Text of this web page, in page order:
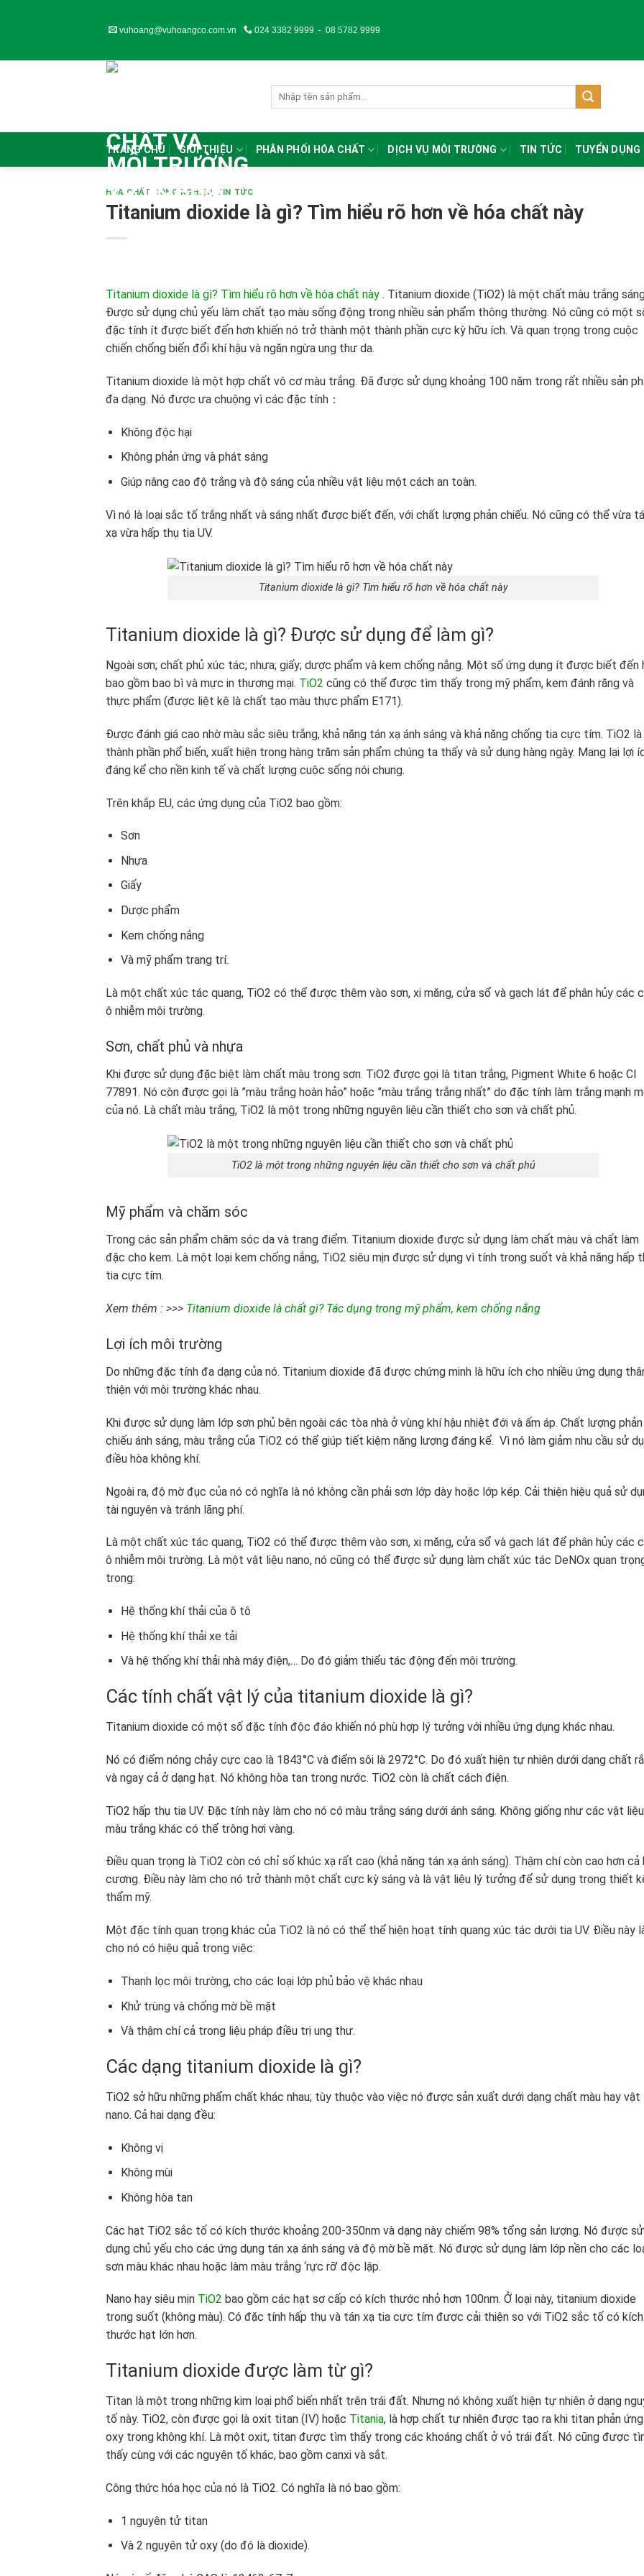
vuhoang@vuhoangco.com.vn 024 3382 9999 - 08 5782 9999
TRANG CHỦ GIỚI THIỆU PHÂN PHỐI HÓA CHẤT DỊCH VỤ MÔI TRƯỜNG TIN TỨC TUYỂN DỤNG
HÓA CHẤT CÔNG NGHIỆP, TIN TỨC
Titanium dioxide là gì? Tìm hiểu rõ hơn về hóa chất này
Titanium dioxide là gì? Tìm hiểu rõ hơn về hóa chất này . Titanium dioxide (TiO2) là một chất màu trắng
Được sử dụng chủ yếu làm chất tạo màu sống động trong nhiều sản phẩm thông thường. Nó cũng có một
đặc tính ít được biết đến hơn khiến nó trở thành một thành phần cực kỳ hữu ích. Và quan trọng trong cuộc
chiến chống biến đổi khí hậu và ngăn ngừa ung thư da.
Titanium dioxide là một hợp chất vô cơ màu trắng. Đã được sử dụng khoảng 100 năm trong rất nhiều sản
đa dạng. Nó được ưa chuộng vì các đặc tính：
Không độc hại
Không phản ứng và phát sáng
Giúp nâng cao độ trắng và độ sáng của nhiều vật liệu một cách an toàn.
Vì nó là loại sắc tố trắng nhất và sáng nhất được biết đến, với chất lượng phản chiếu. Nó cũng có thể vừa
xạ vừa hấp thụ tia UV.
Titanium dioxide là gì? Tìm hiểu rõ hơn về hóa chất này
Titanium dioxide là gì? Được sử dụng để làm gì?
Ngoài sơn; chất phủ xúc tác; nhựa; giấy; dược phẩm và kem chống nắng. Một số ứng dụng ít được biết đến
bao gồm bao bì và mực in thương mại. TiO2 cũng có thể được tìm thấy trong mỹ phẩm, kem đánh răng và
thực phẩm (được liệt kê là chất tạo màu thực phẩm E171).
Được đánh giá cao nhờ màu sắc siêu trắng, khả năng tán xạ ánh sáng và khả năng chống tia cực tím. TiO2 là
thành phần phổ biến, xuất hiện trong hàng trăm sản phẩm chúng ta thấy và sử dụng hàng ngày. Mang lại lợi
đáng kể cho nền kinh tế và chất lượng cuộc sống nói chung.
Trên khắp EU, các ứng dụng của TiO2 bao gồm:
Sơn
Nhựa
Giấy
Dược phẩm
Kem chống nắng
Và mỹ phẩm trang trí.
Là một chất xúc tác quang, TiO2 có thể được thêm vào sơn, xi măng, cửa sổ và gạch lát để phân hủy các
ô nhiễm môi trường.
Sơn, chất phủ và nhựa
Khi được sử dụng đặc biệt làm chất màu trong sơn. TiO2 được gọi là titan trắng, Pigment White 6 hoặc CI
77891. Nó còn được gọi là ”màu trắng hoàn hảo” hoặc ”màu trắng trắng nhất” do đặc tính làm trắng mạnh
của nó. Là chất màu trắng, TiO2 là một trong những nguyên liệu cần thiết cho sơn và chất phủ.
TiO2 là một trong những nguyên liệu cần thiết cho sơn và chất phủ
Mỹ phẩm và chăm sóc
Trong các sản phẩm chăm sóc da và trang điểm. Titanium dioxide được sử dụng làm chất màu và chất làm
đặc cho kem. Là một loại kem chống nắng, TiO2 siêu mịn được sử dụng vì tính trong suốt và khả năng hấp
tia cực tím.
Xem thêm : >>> Titanium dioxide là chất gì? Tác dụng trong mỹ phẩm, kem chống nắng
Lợi ích môi trường
Do những đặc tính đa dạng của nó. Titanium dioxide đã được chứng minh là hữu ích cho nhiều ứng dụng
thiện với môi trường khác nhau.
Khi được sử dụng làm lớp sơn phủ bên ngoài các tòa nhà ở vùng khí hậu nhiệt đới và ấm áp. Chất lượng phản
chiếu ánh sáng, màu trắng của TiO2 có thể giúp tiết kiệm năng lượng đáng kể. Vì nó làm giảm nhu cầu sử
điều hòa không khí.
Ngoài ra, độ mờ đục của nó có nghĩa là nó không cần phải sơn lớp dày hoặc lớp kép. Cải thiện hiệu quả sử
tài nguyên và tránh lãng phí.
Là một chất xúc tác quang, TiO2 có thể được thêm vào sơn, xi măng, cửa sổ và gạch lát để phân hủy các
ô nhiễm môi trường. Là một vật liệu nano, nó cũng có thể được sử dụng làm chất xúc tác DeNOx quan
trong:
Hệ thống khí thải của ô tô
Hệ thống khí thải xe tải
Và hệ thống khí thải nhà máy điện,… Do đó giảm thiểu tác động đến môi trường.
Các tính chất vật lý của titanium dioxide là gì?
Titanium dioxide có một số đặc tính độc đáo khiến nó phù hợp lý tưởng với nhiều ứng dụng khác nhau.
Nó có điểm nóng chảy cực cao là 1843°C và điểm sôi là 2972°C. Do đó xuất hiện tự nhiên dưới dạng chất
và ngay cả ở dạng hạt. Nó không hòa tan trong nước. TiO2 còn là chất cách điện.
TiO2 hấp thụ tia UV. Đặc tính này làm cho nó có màu trắng sáng dưới ánh sáng. Không giống như các vật liệu
màu trắng khác có thể trông hơi vàng.
Điều quan trọng là TiO2 còn có chỉ số khúc xạ rất cao (khả năng tán xạ ánh sáng). Thậm chí còn cao hơn cả
cương. Điều này làm cho nó trở thành một chất cực kỳ sáng và là vật liệu lý tưởng để sử dụng trong thiết
thẩm mỹ.
Một đặc tính quan trọng khác của TiO2 là nó có thể thể hiện hoạt tính quang xúc tác dưới tia UV. Điều này
cho nó có hiệu quả trong việc:
Thanh lọc môi trường, cho các loại lớp phủ bảo vệ khác nhau
Khử trùng và chống mờ bề mặt
Và thậm chí cả trong liệu pháp điều trị ung thư.
Các dạng titanium dioxide là gì?
TiO2 sở hữu những phẩm chất khác nhau; tùy thuộc vào việc nó được sản xuất dưới dạng chất màu hay vật
nano. Cả hai dạng đều:
Không vị
Không mùi
Không hòa tan
Các hạt TiO2 sắc tố có kích thước khoảng 200-350nm và dạng này chiếm 98% tổng sản lượng. Nó được sử
dụng chủ yếu cho các ứng dụng tán xạ ánh sáng và độ mờ bề mặt. Nó được sử dụng làm lớp nền cho các
sơn màu khác nhau hoặc làm màu trắng ‘rực rỡ’ độc lập.
Nano hay siêu mịn TiO2 bao gồm các hạt sơ cấp có kích thước nhỏ hơn 100nm. Ở loại này, titanium dioxide
trong suốt (không màu). Có đặc tính hấp thụ và tán xạ tia cực tím được cải thiện so với TiO2 sắc tố có kích
thước hạt lớn hơn.
Titanium dioxide được làm từ gì?
Titan là một trong những kim loại phổ biến nhất trên trái đất. Nhưng nó không xuất hiện tự nhiên ở dạng
tố này. TiO2, còn được gọi là oxit titan (IV) hoặc Titania, là hợp chất tự nhiên được tạo ra khi titan phản
oxy trong không khí. Là một oxit, titan được tìm thấy trong các khoáng chất ở vỏ trái đất. Nó cũng được
thấy cùng với các nguyên tố khác, bao gồm canxi và sắt.
Công thức hóa học của nó là TiO2. Có nghĩa là nó bao gồm:
1 nguyên tử titan
Và 2 nguyên tử oxy (do đó là dioxide).